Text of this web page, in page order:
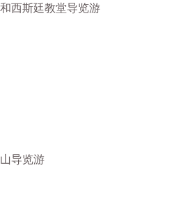
西斯廷教堂导览游
导览游